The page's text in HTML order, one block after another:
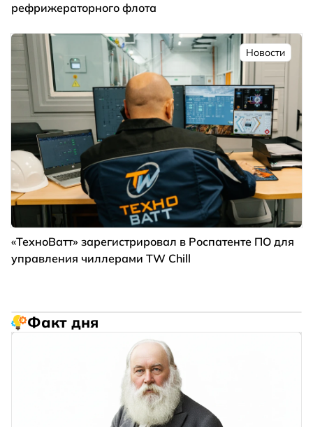
рефрижераторного флота
Новости
«ТехноВатт» зарегистрировал в Роспатенте ПО для
управления чиллерами TW Chill
Факт дня